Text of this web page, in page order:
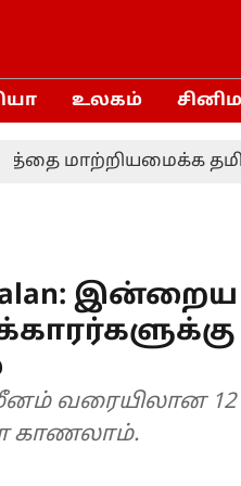
உலகம்
இன்றைய
வரையிலான
காணலாம்.